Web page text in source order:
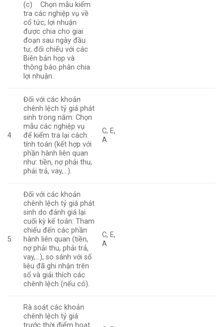
(c) Chọn mẫu kiểm
tra các nghiệp vụ về
cổ tức, lợi nhuận
được chia cho giai
đoạn sau ngày đầu
tư, đối chiếu với các
Biên bản họp và
thông báo phân chia
lợi nhuận.
4
Đối với các khoản
chênh lệch tỷ giá phát
sinh trong năm: Chọn
mẫu các nghiệp vụ
để kiểm tra lại cách
tính toán (kết hợp với
phần hành liên quan
như: tiền, nợ phải thu,
phải trả, vay,…).
C, E,
A
5
Đối với các khoản
chênh lệch tỷ giá phát
sinh do đánh giá lại
cuối kỳ kế toán: Tham
chiếu đến các phần
hành liên quan (tiền,
nợ phải thu, phải trả,
vay,…), so sánh với số
liệu đã ghi nhận trên
sổ và giải thích các
chênh lệch (nếu có).
C, E,
A
Rà soát các khoản
chênh lệch tỷ giá